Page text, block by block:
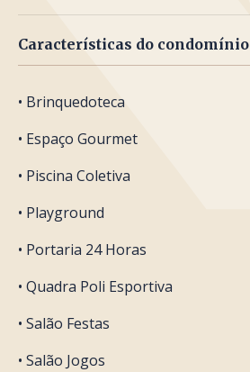
Características do condomínio
• Brinquedoteca
• Espaço Gourmet
• Piscina Coletiva
• Playground
• Portaria 24 Horas
• Quadra Poli Esportiva
• Salão Festas
• Salão Jogos